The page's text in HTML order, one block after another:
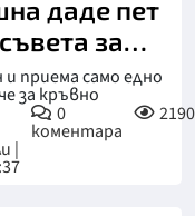
даде пет
за
и приема само едно
за кръвно
|
0
коментара
2190